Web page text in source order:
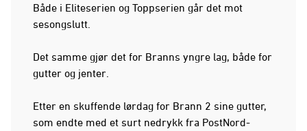
Både i Eliteserien og Toppserien går det mot
sesongslutt.
Det samme gjør det for Branns yngre lag, både for
gutter og jenter.
Etter en skuffende lørdag for Brann 2 sine gutter,
som endte med et surt nedrykk fra PostNord-